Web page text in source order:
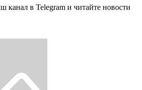
канал в Telegram и читайте новости